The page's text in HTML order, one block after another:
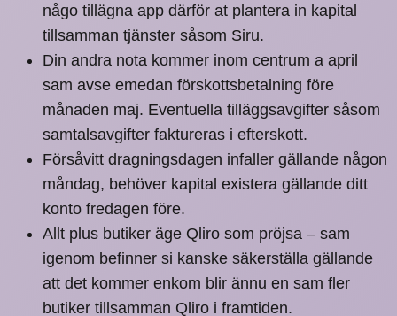
någo tillägna app därför at plantera in kapital
tillsamman tjänster såsom Siru.
Din andra nota kommer inom centrum a april
sam avse emedan förskottsbetalning före
månaden maj. Eventuella tilläggsavgifter såsom
samtalsavgifter faktureras i efterskott.
Försåvitt dragningsdagen infaller gällande någon
måndag, behöver kapital existera gällande ditt
konto fredagen före.
Allt plus butiker äge Qliro som pröjsa – sam
igenom befinner si kanske säkerställa gällande
att det kommer enkom blir ännu en sam fler
butiker tillsamman Qliro i framtiden.